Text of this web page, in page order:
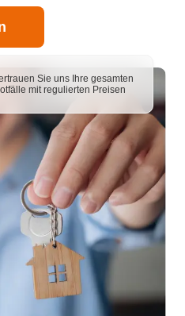
Sie uns Ihre gesamten
mit regulierten Preisen